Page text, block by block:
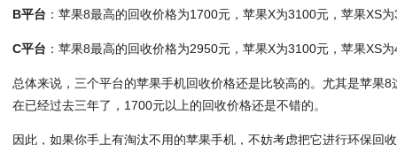
B平台 ：苹果8最高的回收价格为1700元，苹果X为3100元，苹果XS
C平台 ：苹果8最高的回收价格为2950元，苹果X为3100元，苹果XS
总体来说，三个平台的苹果手机回收价格还是比较高的。尤其是苹果
在已经过去三年了，1700元以上的回收价格还是不错的。
因此，如果你手上有淘汰不用的苹果手机，不妨考虑把它进行环保回